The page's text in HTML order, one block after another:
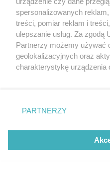
PIELĘGNACJA
spersonalizowanych
treści, pomiar reklam i
ulepszanie usług. Za
Partnerzy możemy używać
geolokalizacyjnych oraz
charakterystykę urządzenia
zmienić/wycofać klikając
znajdujący się w lewym
rodzaje przetwarzania
użytkownika, ale masz
PARTNERZY